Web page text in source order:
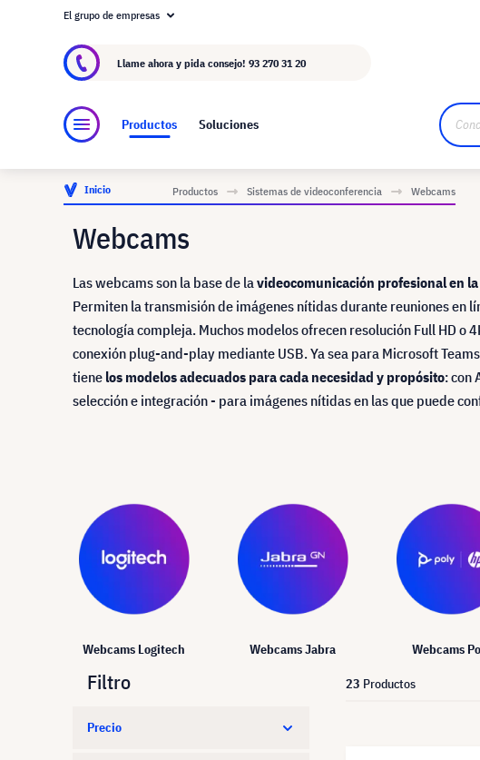
Acerca de visunext.es
El grupo de empresas
Llame ahora y pida consejo! 93 270 31 20
Productos Soluciones
Inicio Productos Sistemas de videoconferencia Webcams
Webcams
Las webcams son la base de lavideocomunicación profesional en
Permiten la transmisión de imágenes nítidas durante reuniones en
tecnología compleja. Muchos modelos ofrecen resolución Full HD
conexión plug-and-play mediante USB. Ya sea para Microsoft
tiene los modelos adecuados para cada necesidad y propósito: con
selección e integración - para imágenes nítidas en las que puede
Webcams Logitech Webcams Jabra Webcams
Filtro
Precio
23 Productos